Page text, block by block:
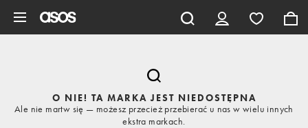
O NIE! TA MARKA JEST NIEDOSTĘPNA
Ale nie martw się — możesz przecież przebierać u nas w wielu innych
ekstra markach.